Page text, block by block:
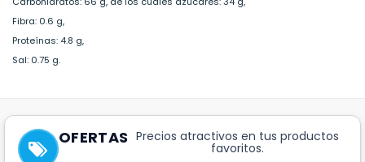
Fibra: 0.6 g,
Proteínas: 4.8 g,
Sal: 0.75 g.
OFERTAS Precios atractivos en tus productos
favoritos.